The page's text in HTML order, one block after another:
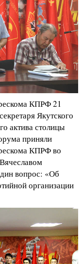
КПРФ 21
Якутского
актива столицы
приняли
КПРФ во
вопрос: «Об
организации